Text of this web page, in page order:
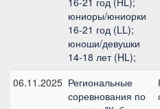
юниоры/юниорки
16-21 год (LL);
юноши/девушки
14-18 лет (HL);
06.11.2025 Региональные
соревнования по